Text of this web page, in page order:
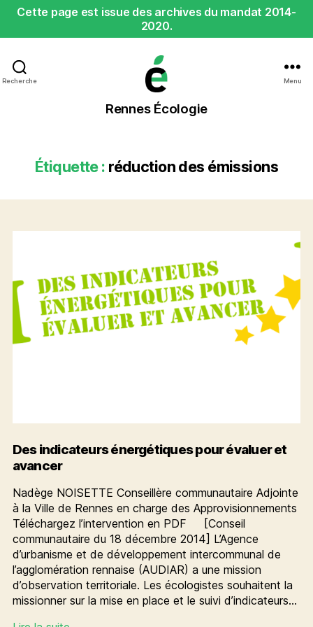
Cette page est issue des archives du mandat 2014-
2020.
Recherche
Rennes
Écologie
Rennes Écologie
Menu
Étiquette : réduction des émissions
Des indicateurs énergétiques pour évaluer et
avancer
Nadège NOISETTE Conseillère communautaire Adjointe
à la Ville de Rennes en charge des Approvisionnements
Téléchargez l’intervention en PDF [Conseil
communautaire du 18 décembre 2014] L’Agence
d’urbanisme et de développement intercommunal de
l’agglomération rennaise (AUDIAR) a une mission
d’observation territoriale. Les écologistes souhaitent la
missionner sur la mise en place et le suivi d’indicateurs…